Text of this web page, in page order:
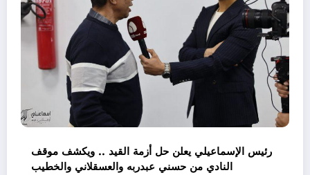
رئيس الإسماعيلي يعلن حل أزمة القيد .. ويكشف موقف
النادي من حسني عبدربه والعسقلاني والخطيب